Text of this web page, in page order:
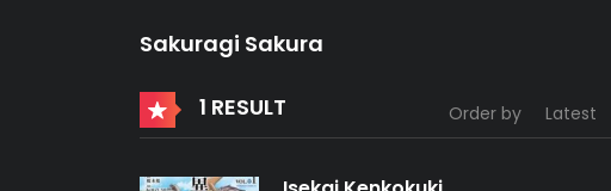
Sakuragi Sakura
1 RESULT Order by Latest